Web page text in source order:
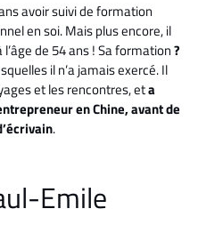
avoir suivi de formation
en soi. Mais plus encore, il
de 54 ans ! Sa formation?
il n’a jamais exercé. Il
et les rencontres, eta
en Chine, avant de
.
Emile